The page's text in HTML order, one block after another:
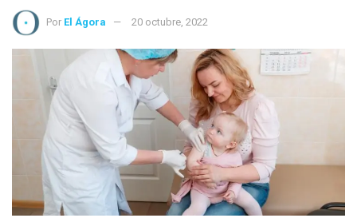
Por El Ágora 20 octubre, 2022